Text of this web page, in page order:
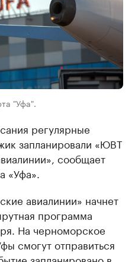
"Уфа".
регулярные
запланировали «ЮВТ
сообщает
«Уфа».
авиалинии» начнет
программа
На черноморское
смогут отправиться